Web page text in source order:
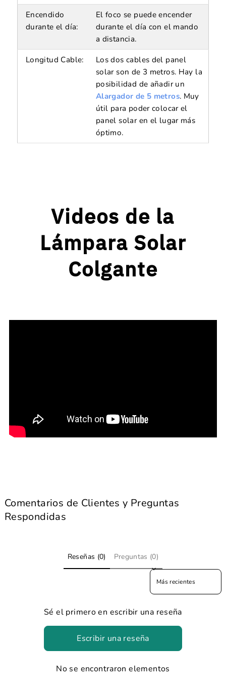
Encendido
durante el día:
El foco se puede encender
durante el día con el mando
a distancia.
Longitud Cable:
Los dos cables del panel
solar son de 3 metros. Hay la
posibilidad de añadir un
Alargador de 5 metros. Muy
útil para poder colocar el
panel solar en el lugar más
óptimo.
Videos de la
Lámpara Solar
Colgante
Comentarios de Clientes y Preguntas
Respondidas
Reseñas (0) Preguntas (0)
Sort reviews by
Sé el primero en escribir una reseña
Escribir una reseña
No se encontraron elementos